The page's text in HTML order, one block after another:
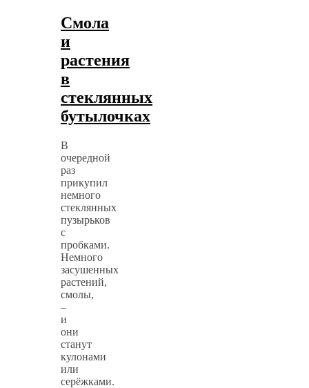
Смола
и
растения
в
стеклянных
бутылочках
В
очередной
раз
прикупил
немного
стеклянных
пузырьков
с
пробками.
Немного
засушенных
растений,
смолы,
–
и
они
станут
кулонами
или
серёжками.